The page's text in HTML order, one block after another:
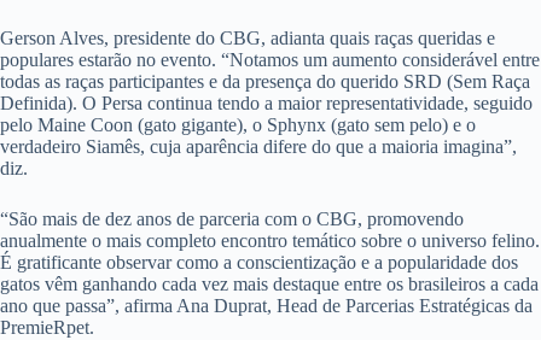
Gerson Alves, presidente do CBG, adianta quais raças queridas e
populares estarão no evento. “Notamos um aumento considerável entre
todas as raças participantes e da presença do querido SRD (Sem Raça
Definida). O Persa continua tendo a maior representatividade, seguido
pelo Maine Coon (gato gigante), o Sphynx (gato sem pelo) e o
verdadeiro Siamês, cuja aparência difere do que a maioria imagina”,
diz.
“São mais de dez anos de parceria com o CBG, promovendo
anualmente o mais completo encontro temático sobre o universo felino.
É gratificante observar como a conscientização e a popularidade dos
gatos vêm ganhando cada vez mais destaque entre os brasileiros a cada
ano que passa”, afirma Ana Duprat, Head de Parcerias Estratégicas da
PremieRpet.